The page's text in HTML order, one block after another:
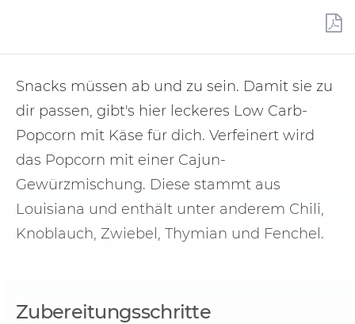
Snacks müssen ab und zu sein. Damit sie zu
dir passen, gibt's hier leckeres Low Carb-
Popcorn mit Käse für dich. Verfeinert wird
das Popcorn mit einer Cajun-
Gewürzmischung. Diese stammt aus
Louisiana und enthält unter anderem Chili,
Knoblauch, Zwiebel, Thymian und Fenchel.
Zubereitungsschritte